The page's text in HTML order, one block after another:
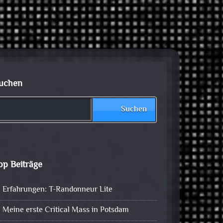
Suchen
Beiträge
Erfahrungen: T-Randonneur Lite
Meine erste Critical Mass in Potsdam